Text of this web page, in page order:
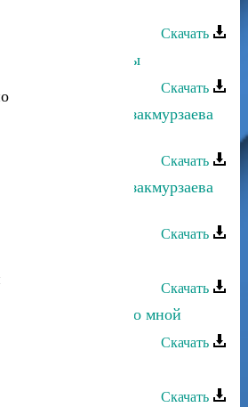
Скачать
- Сладкие губы
Скачать
и Альбина Казакмурзаева
Скачать
и Альбина Казакмурзаева
Скачать
Скачать
- Если ты не со мной
Скачать
Скачать